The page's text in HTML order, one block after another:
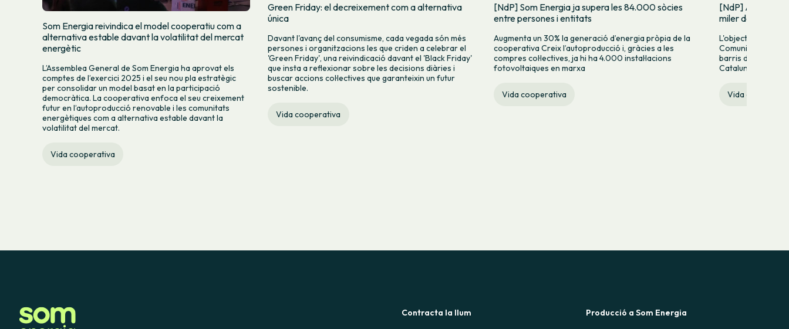
Som Energia reivindica el model cooperatiu com a
alternativa estable davant la volatilitat del mercat
energètic
L’Assemblea General de Som Energia ha aprovat els
comptes de l’exercici 2025 i el seu nou pla estratègic
per consolidar un model basat en la participació
democràtica. La cooperativa enfoca el seu creixement
futur en l’autoproducció renovable i les comunitats
energètiques com a alternativa estable davant la
volatilitat del mercat.
Vida cooperativa
Green Friday: el decreixement com a alternativa
única
Davant l'avanç del consumisme, cada vegada són més
persones i organitzacions les que criden a celebrar el
'Green Friday', una reivindicació davant el 'Black Friday'
que insta a reflexionar sobre les decisions diàries i
buscar accions col·lectives que garanteixin un futur
sostenible.
Vida cooperativa
[NdP] Som Energia ja supera les 84.000 sòcies
entre persones i entitats
Augmenta un 30% la generació d’energia pròpia de la
cooperativa Creix l’autoproducció i, gràcies a les
compres col·lectives, ja hi ha 4.000 instal·lacions
fotovoltaiques en marxa
Vida cooperativa
[NdP] Arrenca la
miler de
L'objectiu és
Comunitat
barris de grans
Catalunya.
Vida
Contracta la llum
Producció a Som Energia